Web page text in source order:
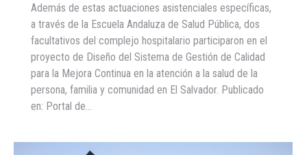
Además de estas actuaciones asistenciales específicas,
a través de la Escuela Andaluza de Salud Pública, dos
facultativos del complejo hospitalario participaron en el
proyecto de Diseño del Sistema de Gestión de Calidad
para la Mejora Continua en la atención a la salud de la
persona, familia y comunidad en El Salvador. Publicado
en: Portal de…